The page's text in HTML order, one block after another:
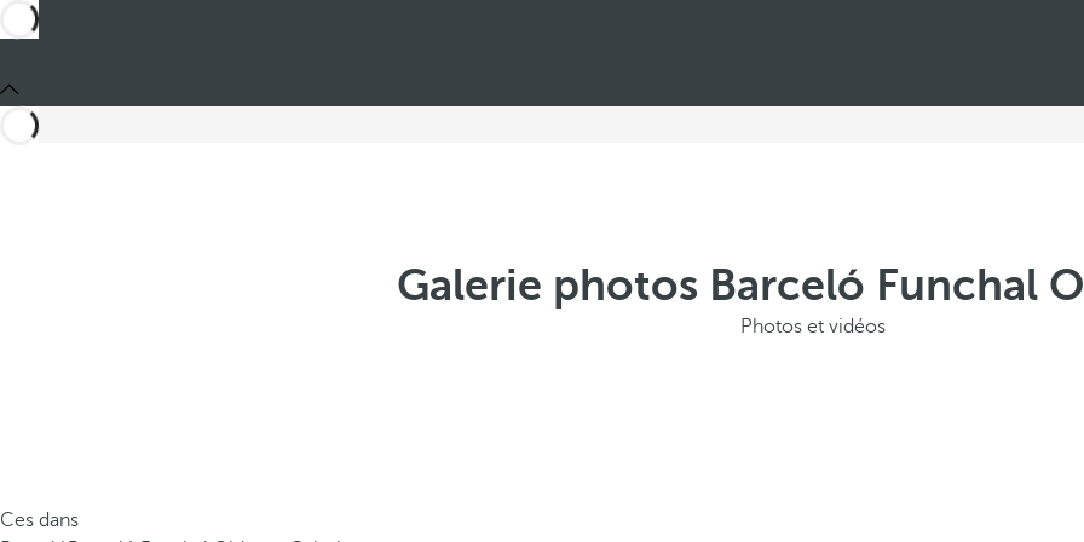
Galerie photos Barceló Funchal
Photos et vidéos
Ces dans